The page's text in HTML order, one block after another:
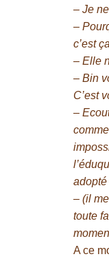
– Je
–
c’est
– Elle
– Bin
C’est
–
– (il
toute
A ce